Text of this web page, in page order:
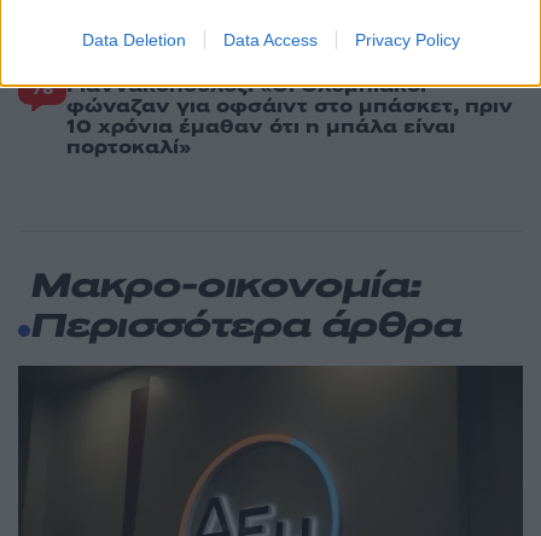
Data Deletion Data Access Privacy Policy
Από τα διοικητικά της ΑΕΚ στην πολιτική
σκηνή
78 Γιαννακόπουλος: «Οι Ολυμπιακοί
φώναζαν για οφσάιντ στο μπάσκετ, πριν
10 χρόνια έμαθαν ότι η μπάλα είναι
πορτοκαλί»
Μακρο-οικονομία:
Περισσότερα άρθρα